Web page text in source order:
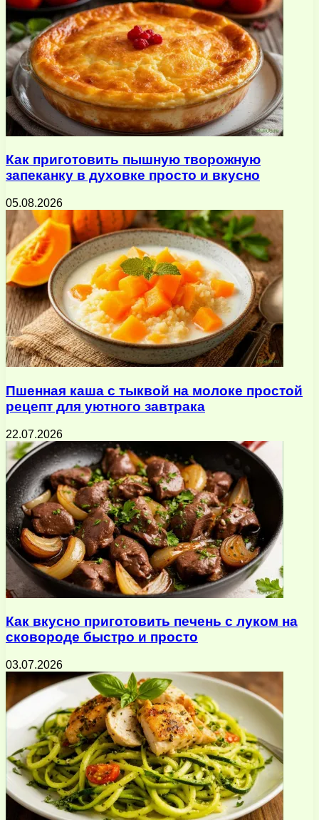
Как приготовить пышную творожную
запеканку в духовке просто и вкусно
05.08.2026
Пшенная каша с тыквой на молоке простой
рецепт для уютного завтрака
22.07.2026
Как вкусно приготовить печень с луком на
сковороде быстро и просто
03.07.2026